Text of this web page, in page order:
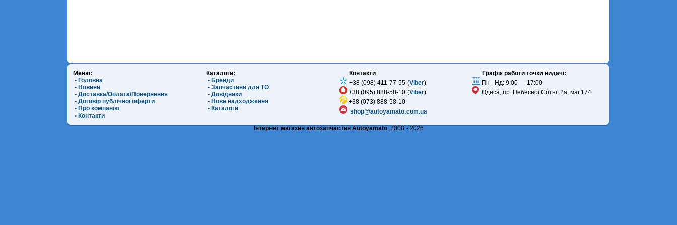
Меню:
• Головна
• Новини
• Доставка/Оплата/Повернення
• Договір публічної оферти
• Про компанію
• Контакти
Каталоги:
• Бренди
• Запчастини для ТО
• Довідники
• Нове надходження
• Каталоги
Контакти
+38 (098) 411-77-55 (Viber)
+38 (095) 888-58-10 (Viber)
+38 (073) 888-58-10
shop@autoyamato.com.ua
Графік работи точки видачі:
Пн - Нд: 9:00 — 17:00
Одеса, пр. Небесної Сотні, 2а, маг.174
Інтернет магазин автозапчастин Autoyamato, 2008 - 2026